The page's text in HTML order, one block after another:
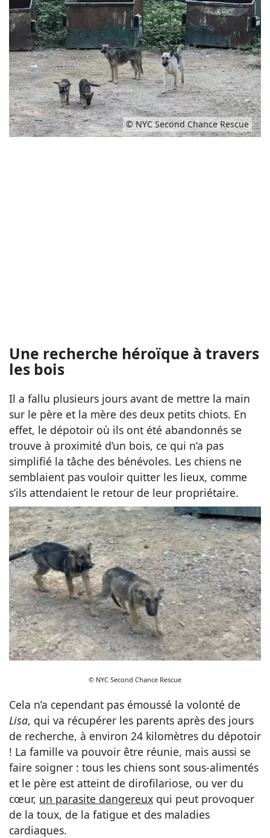
© NYC Second Chance Rescue
Une recherche héroïque à travers
les bois
Il a fallu plusieurs jours avant de mettre la main
sur le père et la mère des deux petits chiots. En
effet, le dépotoir où ils ont été abandonnés se
trouve à proximité d’un bois, ce qui n’a pas
simplifié la tâche des bénévoles. Les chiens ne
semblaient pas vouloir quitter les lieux, comme
s’ils attendaient le retour de leur propriétaire.
© NYC Second Chance Rescue
Cela n’a cependant pas émoussé la volonté de
Lisa, qui va récupérer les parents après des jours
de recherche, à environ 24 kilomètres du dépotoir
! La famille va pouvoir être réunie, mais aussi se
faire soigner : tous les chiens sont sous-alimentés
et le père est atteint de dirofilariose, ou ver du
cœur, un parasite dangereux qui peut provoquer
de la toux, de la fatigue et des maladies
cardiaques.